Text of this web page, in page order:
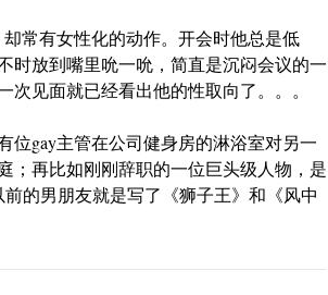
常有女性化的动作。开会时他总是低
时放到嘴里吮一吮，简直是沉闷会议的一
见面就已经看出他的性取向了。。。
位gay主管在公司健身房的淋浴室对另一
；再比如刚刚辞职的一位巨头级人物，是
前的男朋友就是写了《狮子王》和《风中